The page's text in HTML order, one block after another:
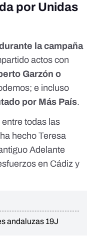
por Unidas
la campaña
actos con
Garzón o
e incluso
por Más País.
todas las
hecho Teresa
Adelante
en Cádiz y
andaluzas 19J